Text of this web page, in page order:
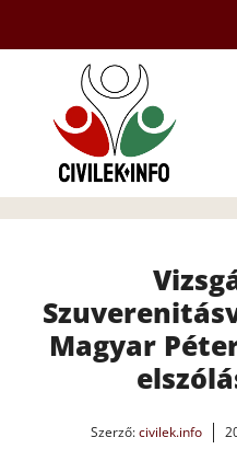
tartalomba
Magyar
Szerző:civilek.info